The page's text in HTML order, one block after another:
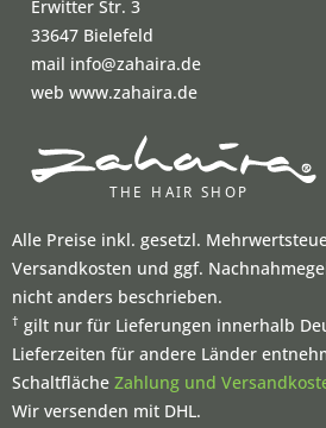
Erwitter Str. 3
33647 Bielefeld
mail info@zahaira.de
web www.zahaira.de
Alle Preise inkl. gesetzl.
Versandkosten und ggf.
nicht anders beschrieben.
† gilt nur für Lieferungen innerhalb
Lieferzeiten für andere Länder
Schaltfläche Zahlung und
Wir versenden mit DHL.